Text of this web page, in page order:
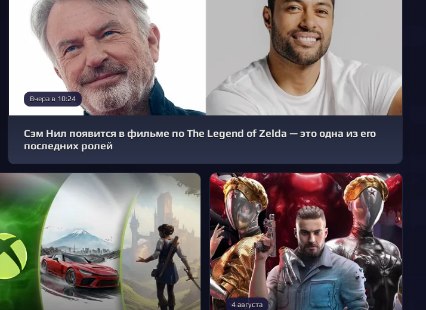
Вчера в 10:24
Сэм Нил появится в фильме по The Legend of Zelda — это одна из его
последних ролей
4 августа